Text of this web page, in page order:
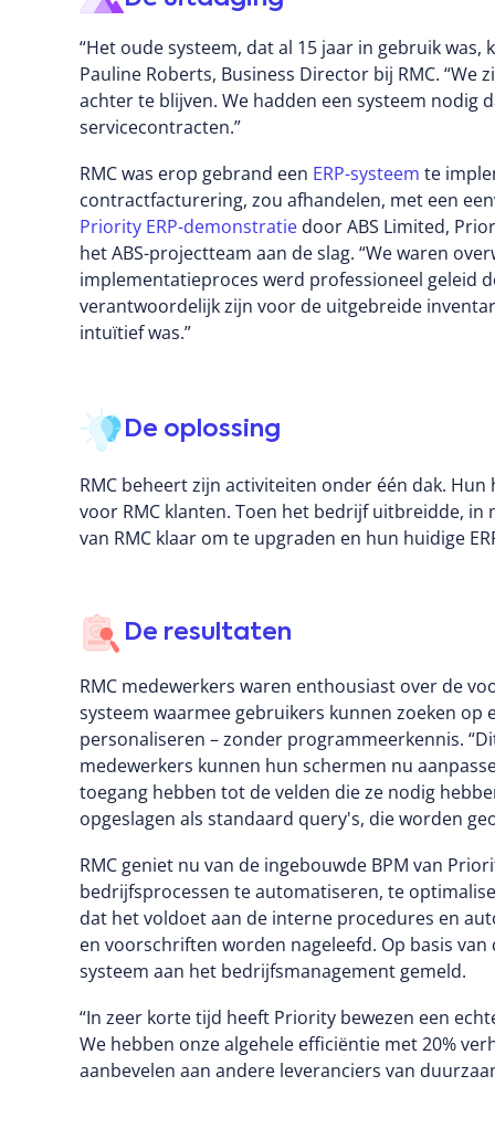
“Het oude systeem, dat al 15 jaar in gebruik
Pauline Roberts, Business Director bij RMC.
achter te blijven. We hadden een systeem nodig
servicecontracten.”
RMC was erop gebrand een ERP-systeem te
contractfacturering, zou afhandelen, met een
Priority ERP-demonstratie door ABS Limited,
het ABS-projectteam aan de slag. “We waren
implementatieproces werd professioneel geleid
verantwoordelijk zijn voor de uitgebreide
intuïtief was.”
De oplossing
RMC beheert zijn activiteiten onder één dak.
voor RMC klanten. Toen het bedrijf uitbreidde,
van RMC klaar om te upgraden en hun huidige
De resultaten
RMC medewerkers waren enthousiast over de
systeem waarmee gebruikers kunnen zoeken
personaliseren – zonder programmeerkennis.
medewerkers kunnen hun schermen nu
toegang hebben tot de velden die ze nodig
opgeslagen als standaard query's, die worden
RMC geniet nu van de ingebouwde BPM van
bedrijfsprocessen te automatiseren, te
dat het voldoet aan de interne procedures en
en voorschriften worden nageleefd. Op basis
systeem aan het bedrijfsmanagement gemeld.
“In zeer korte tijd heeft Priority bewezen een
We hebben onze algehele efficiëntie met 20%
aanbevelen aan andere leveranciers van